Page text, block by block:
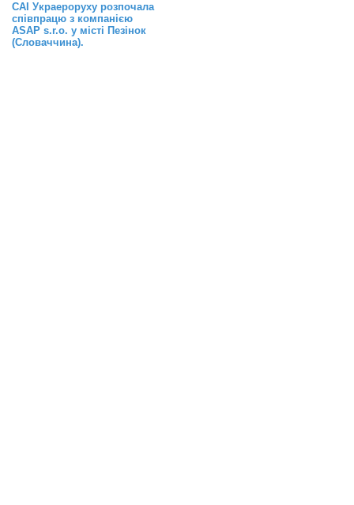
САІ Украероруху розпочала
співпрацю з компанією
ASAP s.r.o. у місті Пезінок
(Словаччина).